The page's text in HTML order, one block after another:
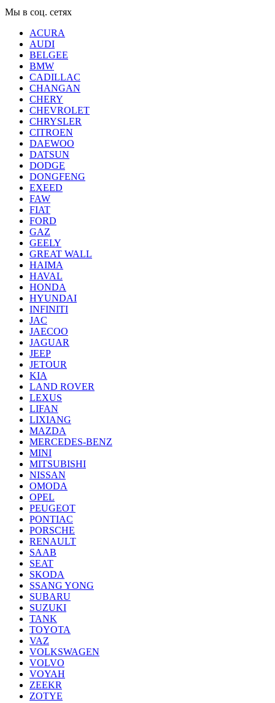
Мы в соц. сетях
ACURA
AUDI
BELGEE
BMW
CADILLAC
CHANGAN
CHERY
CHEVROLET
CHRYSLER
CITROEN
DAEWOO
DATSUN
DODGE
DONGFENG
EXEED
FAW
FIAT
FORD
GAZ
GEELY
GREAT WALL
HAIMA
HAVAL
HONDA
HYUNDAI
INFINITI
JAC
JAECOO
JAGUAR
JEEP
JETOUR
KIA
LAND ROVER
LEXUS
LIFAN
LIXIANG
MAZDA
MERCEDES-BENZ
MINI
MITSUBISHI
NISSAN
OMODA
OPEL
PEUGEOT
PONTIAC
PORSCHE
RENAULT
SAAB
SEAT
SKODA
SSANG YONG
SUBARU
SUZUKI
TANK
TOYOTA
VAZ
VOLKSWAGEN
VOLVO
VOYAH
ZEEKR
ZOTYE